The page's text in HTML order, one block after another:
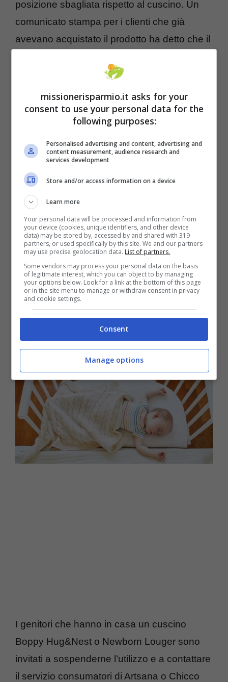
posizione sbagliata rispetto al cuscino. Un
comunicato stampa per i clienti che già
avevano acquistato il prodotto ha detto che il
utilizzato per il sonno del neonato e senza la
supervisione di un adulto. C’è un altissimo
rischio che muovendosi nel sonno o
trovandosi con la testa tra il cuscino e il letto
o una qualcunque altra superficie, il bebé
possa trovarsi impossibilitato a respirare.
Lavoratori in quarantena,
dall’INPS un aiuto fondamentale
I genitori che hanno in casa un cuscino
Boppy Hug&Nest o Newborn Louger sono
invitati a sospenderne l’utilizzo e a contattare
il servizio consumatori di Artsana o Chicco
missionerisparmio.it asks for your
consent to use your personal data for the
following purposes:
Personalised advertising and content, advertising and
content measurement, audience research and
services development
Store and/or access information on a device
Learn more
Your personal data will be processed and information from
your device (cookies, unique identifiers, and other device
data) may be stored by, accessed by and shared with 319
partners, or used specifically by this site. We and our partners
may use precise geolocation data. List of partners.
Some vendors may process your personal data on the basis
of legitimate interest, which you can object to by managing
your options below. Look for a link at the bottom of this page
or in the site menu to manage or withdraw consent in privacy
and cookie settings.
Consent
Manage options